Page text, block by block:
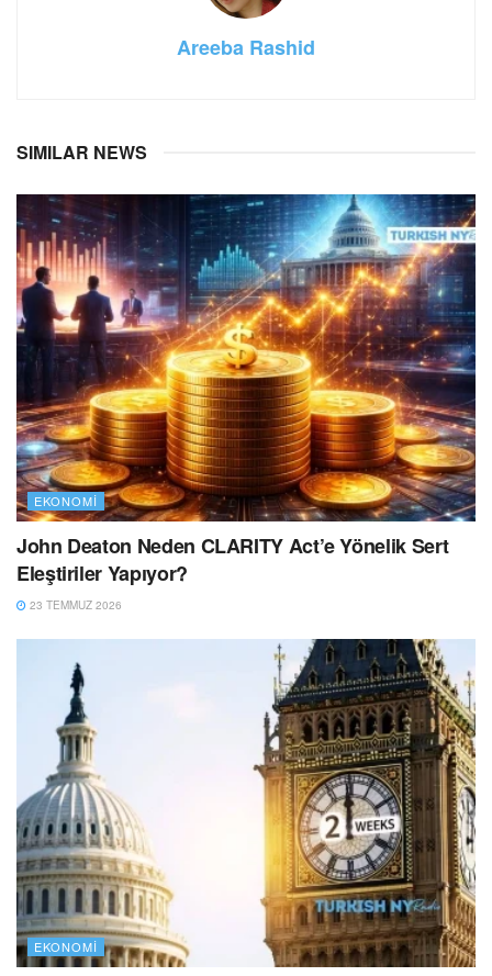
Areeba Rashid
SIMILAR NEWS
EKONOMI
John Deaton Neden CLARITY Act’e Yönelik Sert
Eleştiriler Yapıyor?
23 TEMMUZ 2026
EKONOMI